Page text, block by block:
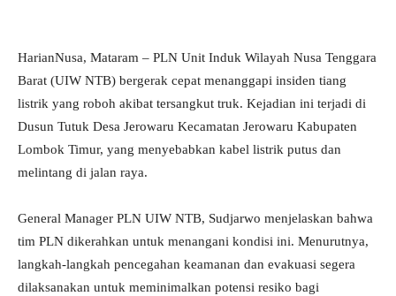
HarianNusa, Mataram – PLN Unit Induk Wilayah Nusa Tenggara
Barat (UIW NTB) bergerak cepat menanggapi insiden tiang
listrik yang roboh akibat tersangkut truk. Kejadian ini terjadi di
Dusun Tutuk Desa Jerowaru Kecamatan Jerowaru Kabupaten
Lombok Timur, yang menyebabkan kabel listrik putus dan
melintang di jalan raya.
General Manager PLN UIW NTB, Sudjarwo menjelaskan bahwa
tim PLN dikerahkan untuk menangani kondisi ini. Menurutnya,
langkah-langkah pencegahan keamanan dan evakuasi segera
dilaksanakan untuk meminimalkan potensi resiko bagi